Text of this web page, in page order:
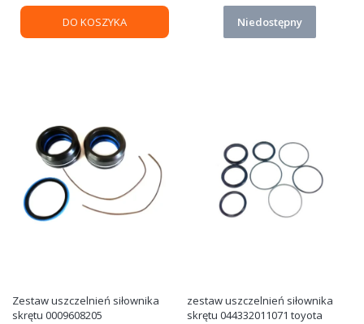
DO KOSZYKA Niedostępny
Zestaw uszczelnień siłownika
skrętu 0009608205
zestaw uszczelnień siłownika
skrętu 044332011071 toyota